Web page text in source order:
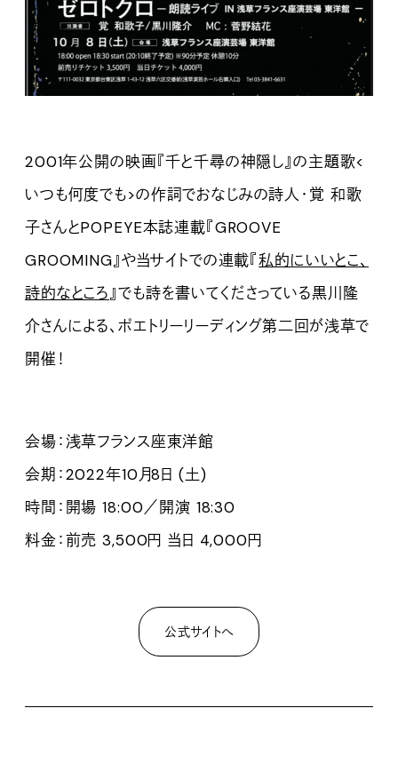
2001年公開の映画『千と千尋の神隠し』の主題歌<
いつも何度でも>の作詞でおなじみの詩人・覚 和歌
子さんとPOPEYE本誌連載『GROOVE
GROOMING』や当サイトでの連載『私的にいいとこ、
詩的なところ』でも詩を書いてくださっている黒川隆
介さんによる、ポエトリーリーディング第二回が浅草で
開催！
会場：浅草フランス座東洋館
会期：2022年10月8日 (土)
時間：開場 18:00／開演 18:30
料金：前売 3,500円 当日 4,000円
公式サイトへ